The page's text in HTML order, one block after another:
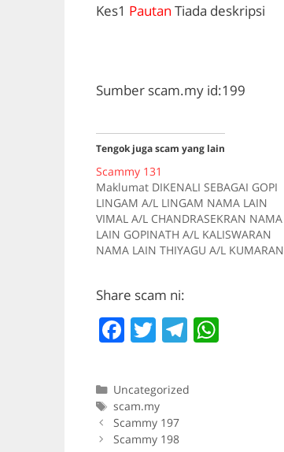
Kes1 Pautan Tiada deskripsi
Sumber scam.my id:199
Tengok juga scam yang lain
Scammy 131
Maklumat DIKENALI SEBAGAI GOPI
LINGAM A/L LINGAM NAMA LAIN
VIMAL A/L CHANDRASEKRAN NAMA
LAIN GOPINATH A/L KALISWARAN
NAMA LAIN THIYAGU A/L KUMARAN
THENARASU AKAUN BANK Maybank
01350004067524 AKAUN BANK CIMB
01080029119522 AKAUN BANK CIMB
Share scam ni:
F
c
e
b
T
itt
er
T
e
gr
Categories
Uncategorized
Tags
scam.my
Scammy 197
Scammy 198